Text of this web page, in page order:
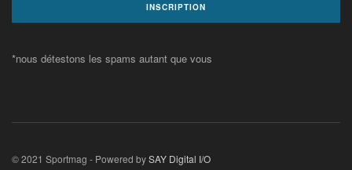
*nous détestons les spams autant que vous
© 2021 Sportmag - Powered bySAY Digital I/O